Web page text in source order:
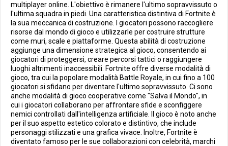
multiplayer online. L'obiettivo è rimanere l'ultimo sopravvissuto o
l'ultima squadra in piedi. Una caratteristica distintiva di Fortnite è
la sua meccanica di costruzione. I giocatori possono raccogliere
risorse dal mondo di gioco e utilizzarle per costruire strutture
come muri, scale e piattaforme. Questa abilità di costruzione
aggiunge una dimensione strategica al gioco, consentendo ai
giocatori di proteggersi, creare percorsi tattici o raggiungere
luoghi altrimenti inaccessibili. Fortnite offre diverse modalità di
gioco, tra cui la popolare modalità Battle Royale, in cui fino a 100
giocatori si sfidano per diventare l'ultimo sopravvissuto. Ci sono
anche modalità di gioco cooperative come "Salva il Mondo", in
cui i giocatori collaborano per affrontare sfide e sconfiggere
nemici controllati dall'intelligenza artificiale. Il gioco è noto anche
per il suo aspetto estetico colorato e distintivo, che include
personaggi stilizzati e una grafica vivace. Inoltre, Fortnite è
diventato famoso per le sue collaborazioni con celebrità, marchi